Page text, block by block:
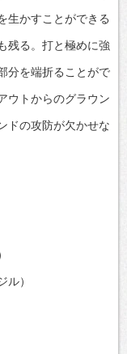
生かすことができる
残る。打と極めに強
分を端折ることがで
ウトからのグラウン
ドの攻防が欠かせな
ル）